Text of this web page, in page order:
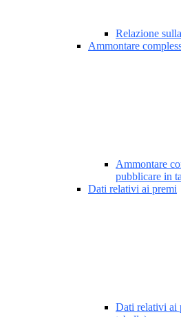
Relazione
Ammontare
Ammontare
pubblicare in
Dati relativi ai premi
Dati relativi ai